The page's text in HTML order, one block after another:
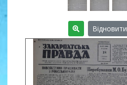
Відновити